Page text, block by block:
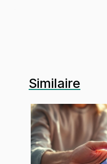
Similaire